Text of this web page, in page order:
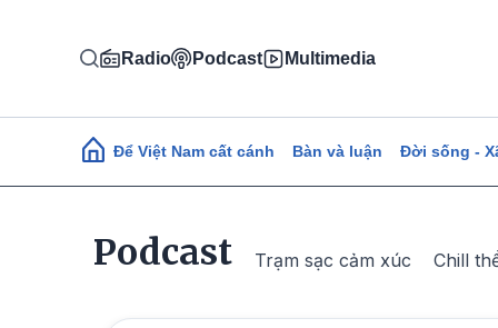
Radio Podcast Multimedia
Main navigation
Để Việt Nam cất cánh Bàn và luận Đời sống -
Podcast Trạm sạc cảm xúc Chill